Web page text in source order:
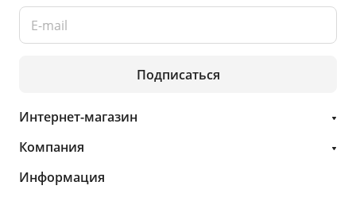
Подписаться
Интернет-магазин
Компания
Информация